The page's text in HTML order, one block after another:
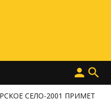
search
person
СЕЛО-2001 ПРИМЕТ